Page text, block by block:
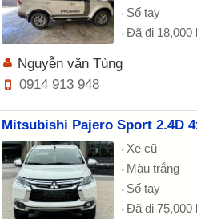
Số tay
Đã đi 18,000
Nguyễn văn Tùng
0914 913 948
Mitsubishi Pajero Sport 2.4D
Xe cũ
Màu trắng
Số tay
Đã đi 75,000